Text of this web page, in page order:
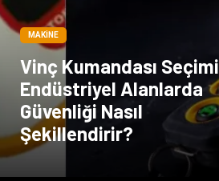
MAKINE
Vinç Kumandası Seçimi
Endüstriyel Alanlarda
Güvenliği Nasıl
Şekillendirir?